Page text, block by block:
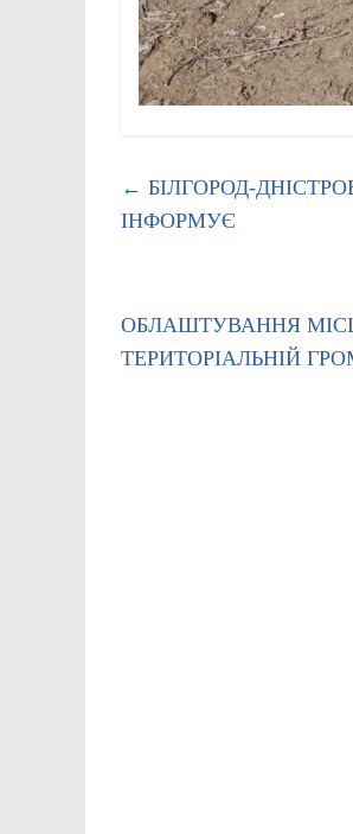
← БІЛГОРОД-
ІНФОРМУЄ
ОБЛАШТУВАННЯ
ТЕРИТОРІАЛЬНІЙ